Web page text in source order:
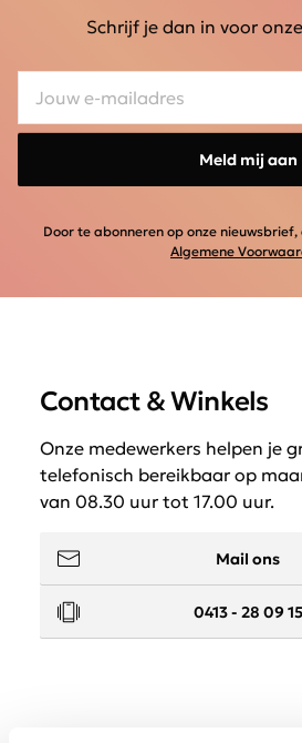
Schrijf je dan in voor
Meld mij aan
Door te abonneren op onze
Algemene
Contact & Winkels
Onze medewerkers helpen je
telefonisch bereikbaar op
van 08.30 uur tot 17.00 uur.
Mail ons
0413 - 28 09 15